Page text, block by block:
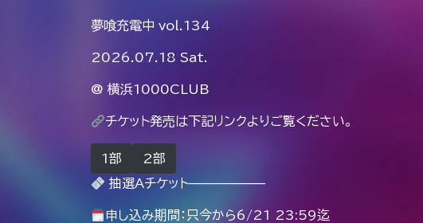
夢喰充電中 vol.134
2026.07.18 Sat.
@ 横浜1000CLUB
チケット発売は下記リンクよりご覧ください。
1部
2部
抽選Aチケット——————
申し込み期間：只今から6/21 23:59迄